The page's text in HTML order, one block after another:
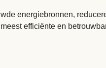
energiebronnen,
efficiënte en